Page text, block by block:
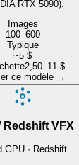
RTX 5090).
Images
100–600
Typique
~5 $
2,50–11 $
ce modèle →
Redshift VFX
GPU · Redshift